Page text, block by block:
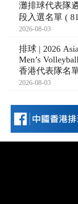
灘排球代表隊
段入選名單 (
2026-08-03
排球 | 2026
Men’s
香港代表隊名
2026-08-03